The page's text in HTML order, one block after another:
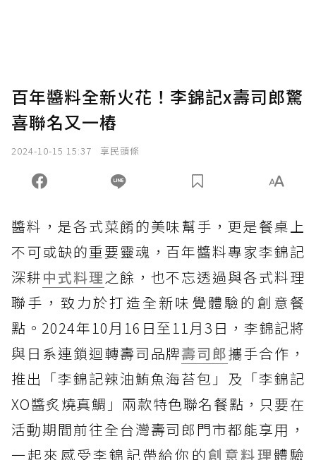
百年醬料全新火花！李錦記x壽司郎驚
喜聯名又一樁
2024-10-15 15:37 享民頭條
醬料，是各式菜餚的美味幫手，更是餐桌上
不可或缺的重要靈魂，百年醬料專家李錦記
深耕中式料理之餘，也不忘透過與各式料理
聯手，致力於打造全新味覺體驗的創意餐
點。2024年10月16日至11月3日，李錦記將
與日系連鎖迴轉壽司品牌壽司郎攜手合作，
推出「李錦記辣油鮪魚海苔包」及「李錦記
XO醬炙燒真鯛」兩款特色聯名餐點，只要在
活動期間前往全台灣壽司郎門市都能享用，
一起來感受李錦記帶給你的創意料理體驗